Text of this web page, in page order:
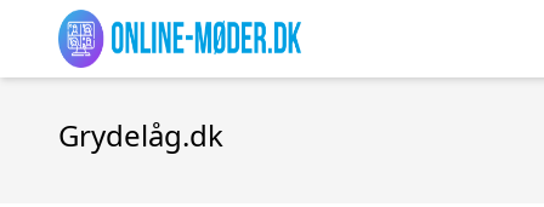
Grydelåg.dk